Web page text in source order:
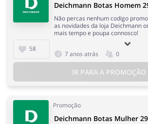
58
Deichmann Botas Homem
Não percas nenhum codigo
as novidades da loja Deichmann
mais tempo e poupa connosco!
7 anos atrás 0
IR PARA A PROMOÇÃO
Promoção
Deichmann Botas Mulher